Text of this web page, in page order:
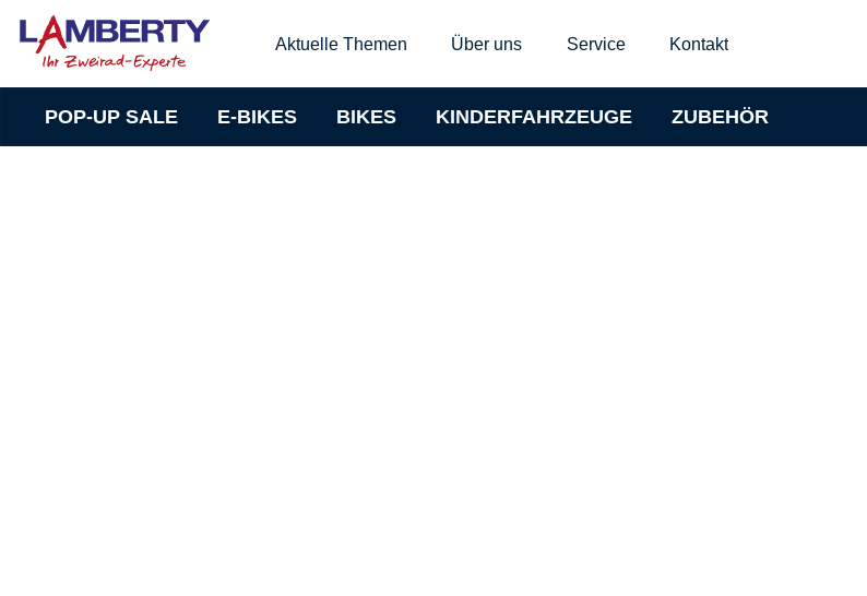
Aktuelle Themen Über uns Service Kontakt
POP-UP SALE E-BIKES BIKES KINDERFAHRZEUGE ZUBEHÖR